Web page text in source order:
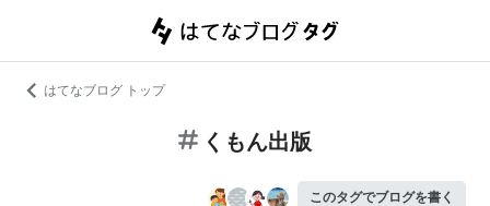
はてなブログ トップ
くもん出版
このタグでブログを書く